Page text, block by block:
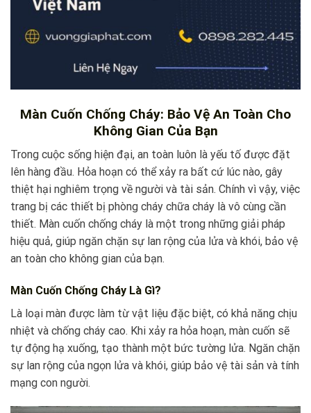
Màn Cuốn Chống Cháy: Bảo Vệ An Toàn Cho
Không Gian Của Bạn
Trong cuộc sống hiện đại, an toàn luôn là yếu tố được đặt
lên hàng đầu. Hỏa hoạn có thể xảy ra bất cứ lúc nào, gây
thiệt hại nghiêm trọng về người và tài sản. Chính vì vậy, việc
trang bị các thiết bị phòng cháy chữa cháy là vô cùng cần
thiết. Màn cuốn chống cháy là một trong những giải pháp
hiệu quả, giúp ngăn chặn sự lan rộng của lửa và khói, bảo vệ
an toàn cho không gian của bạn.
Màn Cuốn Chống Cháy Là Gì?
Là loại màn được làm từ vật liệu đặc biệt, có khả năng chịu
nhiệt và chống cháy cao. Khi xảy ra hỏa hoạn, màn cuốn sẽ
tự động hạ xuống, tạo thành một bức tường lửa. Ngăn chặn
sự lan rộng của ngọn lửa và khói, giúp bảo vệ tài sản và tính
mạng con người.